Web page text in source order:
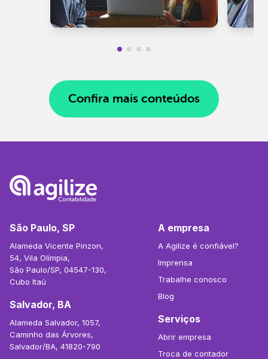
Confira mais conteúdos
São Paulo, SP
Alameda Vicente Pinzon,
54, Vila Olímpia,
São Paulo/SP, 04547-130,
Cubo Itaú
Salvador, BA
Alameda Salvador, 1057,
Caminho das Árvores,
Salvador/BA, 41820-790
A empresa
A Agilize é confiável?
Imprensa
Trabalhe conosco
Blog
Serviços
Abrir empresa
Troca de contador